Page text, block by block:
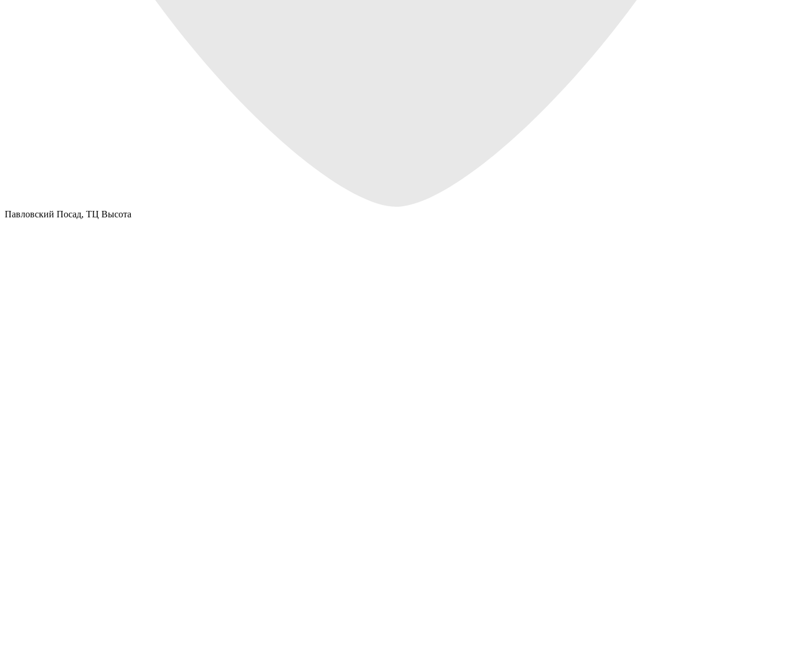
Павловский Посад, ТЦ Высота